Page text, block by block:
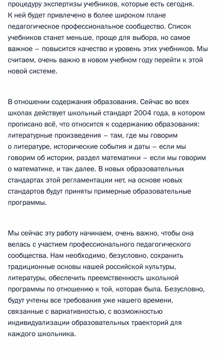
процедуру экспертизы учебников, которые есть сегодня.
К ней будет привлечено в более широком плане
педагогическое профессиональное сообщество. Список
учебников станет меньше, проще для выбора, но самое
важное – повысится качество и уровень этих учебников. Мы
считаем, очень важно в новом учебном году перейти к этой
новой системе.
В отношении содержания образования. Сейчас во всех
школах действует школьный стандарт 2004 года, в котором
прописано всё, что относится к содержанию образования:
литературные произведения – там, где мы говорим
о литературе, исторические события и даты – если мы
говорим об истории, раздел математики – если мы говорим
о математике, и так далее. В новых образовательных
стандартах этой регламентации нет, на основе новых
стандартов будут приняты примерные образовательные
программы.
Мы сейчас эту работу начинаем, очень важно, чтобы она
велась с участием профессионального педагогического
сообщества. Нам необходимо, безусловно, сохранить
традиционные основы нашей российской культуры,
литературы, обеспечить преемственность школьной
программы по отношению к той, которая была. Безусловно,
будут учтены все требования уже нашего времени,
связанные с вариативностью, с возможностью
индивидуализации образовательных траекторий для
каждого школьника.